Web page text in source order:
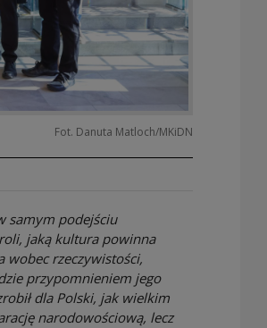
Fot. Danuta Matloch/MKiDN
samym podejściu
jaką kultura powinna
wobec rzeczywistości,
przypomnieniem jego
dla Polski, jak wielkim
narodowościową, lecz